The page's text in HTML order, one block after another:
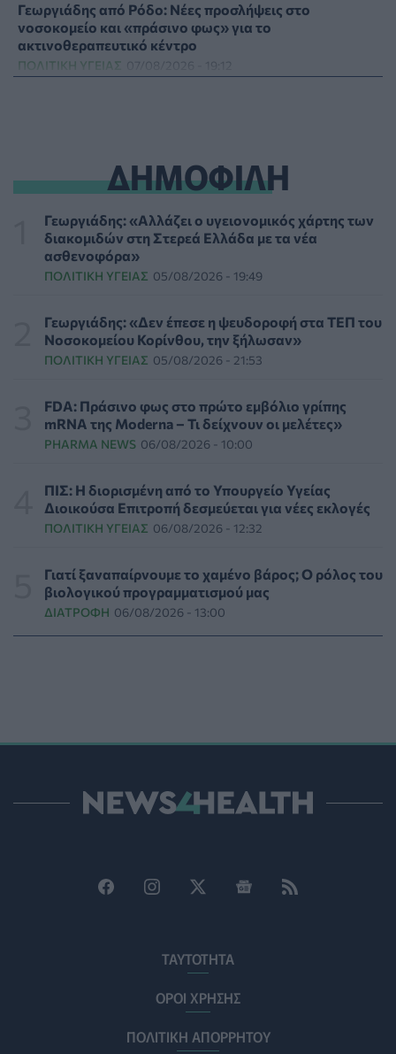
Γεωργιάδης από Ρόδο: Νέες προσλήψεις στο
νοσοκομείο και «πράσινο φως» για το
ακτινοθεραπευτικό κέντρο
ΠΟΛΙΤΙΚΉ ΥΓΕΊΑΣ 07/08/2026 - 19:12
Τι μπορεί να μας διδάξει η νέα ταινία του Spider-Man
για την απώλεια και το πένθος
ΨΥΧΙΚΉ ΥΓΕΊΑ 07/08/2026 - 18:11
Επιπλέον πόροι 12,5 εκατ. ευρώ στις Περιφέρειες για
ΕΠΙΚΑΙΡΌΤΗΤΑ 07/08/2026 - 17:42
Συναγερμός στις ΗΠΑ για φονικό μύκητα που αντέχει
ΥΓΕΊΑ 07/08/2026 - 17:17
Πέθανε στα 26 της η influencer Σίντνεϊ Τάουλ που
καρκίνο
ΕΠΙΚΑΙΡΌΤΗΤΑ 07/08/2026 - 16:41
αποτέλεσμα σύμφωνα με ειδικό στην παχυσαρκία
ΔΙΑΤΡΟΦΉ 07/08/2026 - 16:16
Ο ΙΣΑ συνιστά τη λήψη σχολαστικών μέτρων ατομικής
Και οι μαϊμούδες έχουν κατοικίδια! Οι επιστήμονες
ρίχνουν φως στις "φιλίες" μεταξύ διαφορετικών ειδών
Η ΕΙΝΑΠ καταγγέλλει την αιφνιδιαστική ένταξη του
Ηλεκτρικά πατίνια: 3,5 φορές μεγαλύτερος ο κίνδυνος
07/08/2026 - 14:00
ΔΗΜΟΦΙΛΗ
Γεωργιάδης: «Αλλάζει ο υγειονομικός χάρτης των
διακομιδών στη Στερεά Ελλάδα με τα νέα
ασθενοφόρα»
ΠΟΛΙΤΙΚΉ ΥΓΕΊΑΣ 05/08/2026 - 19:49
Γεωργιάδης: «Δεν έπεσε η ψευδοροφή στα ΤΕΠ του
Νοσοκομείου Κορίνθου, την ξήλωσαν»
ΠΟΛΙΤΙΚΉ ΥΓΕΊΑΣ 05/08/2026 - 21:53
FDA: Πράσινο φως στο πρώτο εμβόλιο γρίπης
mRNA της Moderna – Τι δείχνουν οι μελέτες»
PHARMA NEWS 06/08/2026 - 10:00
ΠΙΣ: Η διορισμένη από το Υπουργείο Υγείας
Διοικούσα Επιτροπή δεσμεύεται για νέες εκλογές
ΠΟΛΙΤΙΚΉ ΥΓΕΊΑΣ 06/08/2026 - 12:32
Γιατί ξαναπαίρνουμε το χαμένο βάρος; Ο ρόλος του
βιολογικού προγραμματισμού μας
ΔΙΑΤΡΟΦΉ 06/08/2026 - 13:00
ΤΑΥΤΟΤΗΤΑ
ΟΡΟΙ ΧΡΗΣΗΣ
ΠΟΛΙΤΙΚΗ ΑΠΟΡΡΗΤΟΥ